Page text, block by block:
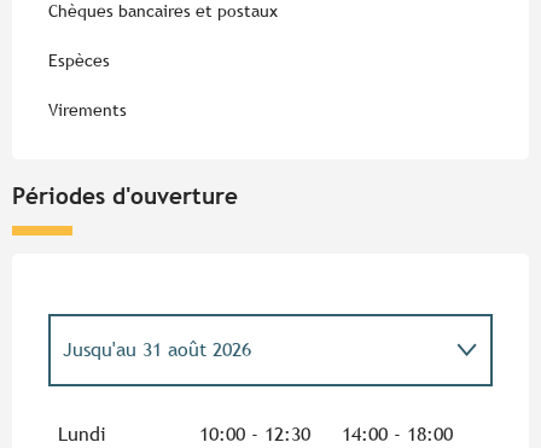
Chèques bancaires et postaux
Espèces
Virements
Périodes d'ouverture
Jusqu'au 31 août 2026
Lundi 10:00 - 12:30 14:00 - 18:00